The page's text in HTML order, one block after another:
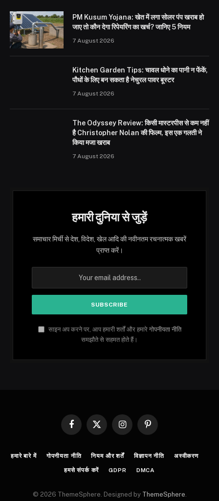
PM Kusum Yojana: खेत में लगा सोलर पंप खराब हो
जाए तो कौन देगा रिपेयरिंग का खर्च? जानिए 5 नियम
7 August 2026
Kitchen Garden Tips: चावल धोने का पानी न फेंकें,
पौधों के लिए बन सकता है नेचुरल पावर बूस्टर
7 August 2026
The Odyssey Review: किसी मास्टरपीस से कम नहीं
है Christopher Nolan की फिल्म, इस एक गलती ने
किया मजा खराब
7 August 2026
हमारी दुनिया से जुड़ें
समाचार मिर्ची से देश, विदेश, खेल आदि की नवीनतम रचनात्मक खबरें
प्राप्त करें।
साइन अप करने पर, आप हमारी शर्तों और हमारे गोपनीयता नीति
समझौते से सहमत होते हैं।
Facebook
X
InstagramPinterest
हमारे बारे में गोपनीयता नीति नियम और शर्तें विज्ञापन नीति अस्वीकरण
हमसे संपर्क करें GDPR DMCA
© 2026 ThemeSphere. Designed by ThemeSphere